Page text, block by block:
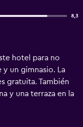
8,3
hotel para no
un gimnasio. La
gratuita. También
y una terraza en la
60
Las habitaciones